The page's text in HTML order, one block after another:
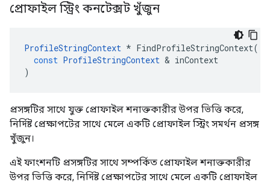
প্রোফাইল স্ট্রিং কনটেক্সট খুঁজুন
ProfileStringContext * FindProfileStringContext(
const ProfileStringContext & inContext
)
প্রসঙ্গটির সাথে যুক্ত প্রোফাইল শনাক্তকারীর উপর ভিত্তি করে,
নির্দিষ্ট প্রেক্ষাপটের সাথে মেলে একটি প্রোফাইল স্ট্রিং সমর্থন প্রসঙ্গ
খুঁজুন।
এই ফাংশনটি প্রসঙ্গটির সাথে সম্পর্কিত প্রোফাইল শনাক্তকারীর
উপর ভিত্তি করে, নির্দিষ্ট প্রেক্ষাপটের সাথে মেলে একটি প্রোফাইল